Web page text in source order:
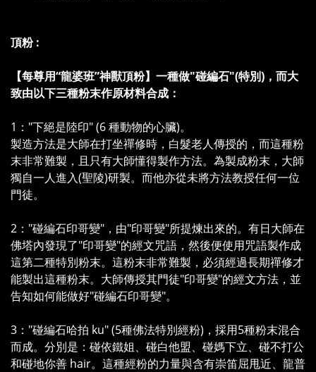
頂粉 :
【每尊用“龍婆班”神獸頂粉】一種做"碰編石"(特別)，而大
致由以下三種粉末作原材料合成：
1："下絕是陸印" (6 種動物的心臟)。
製造方法是大師在打坐禪修時，白髮老人傳授的，而這種粉
末非常難製，且只有大師懂得製作方法。為製成粉末，大師
獨自一人進入(聖陵)研製。而他亦從未將方法教授任何一位
門徒。
2："碰編石印哥變"，由"印哥變"所提煉出來的。有日大師在
佛塔內發現了"印哥變"的經文咒語，然後便使用咒語製作成
這第二種特別粉末。這粉末非常難製，必須經過長期禪修才
能製出這種粉末。大師傳授其門徒"印哥變"的經文方法，並
告知如何能做好"碰編石印哥變"。
3："碰編石哈拍 ku" (5種佛法特別經粉)，採用5種粉末混合
而成。分別是：碰依鐵姐、碰白他盟、碰媽下立、碰不打公
和碰地你善 hair。這種經粉的力量與含有崇笛屈甩近、龍普